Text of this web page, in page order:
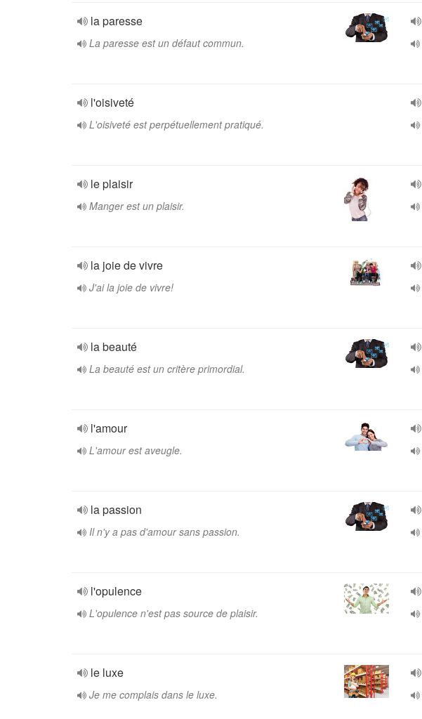
la paresse
La paresse est un défaut commun.
l'oisiveté
L'oisiveté est perpétuellement pratiqué.
le plaisir
Manger est un plaisir.
la joie de vivre
J'ai la joie de vivre!
la beauté
La beauté est un critère primordial.
l'amour
L'amour est aveugle.
la passion
Il n'y a pas d'amour sans passion.
l'opulence
L'opulence n'est pas source de plaisir.
le luxe
Je me complais dans le luxe.